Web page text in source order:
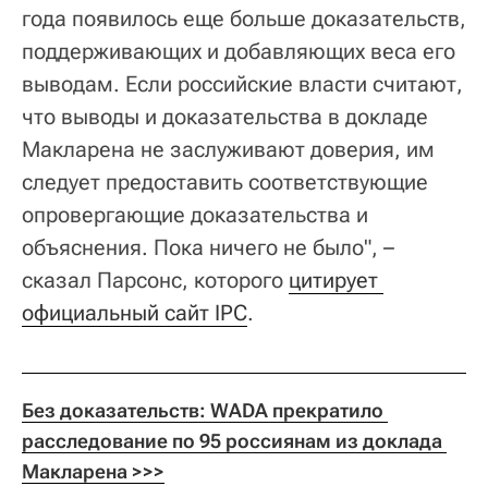
года появилось еще больше доказательств,
поддерживающих и добавляющих веса его
выводам. Если российские власти считают,
что выводы и доказательства в докладе
Макларена не заслуживают доверия, им
следует предоставить соответствующие
опровергающие доказательства и
объяснения. Пока ничего не было", –
сказал Парсонс, которого цитирует
официальный сайт IPC.
Без доказательств: WADA прекратило
расследование по 95 россиянам из доклада
Макларена >>>